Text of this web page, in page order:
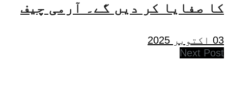
کا صفایا کر دیں گے۔ آرمی چیف
03 اکتوبر 2025
Next Post